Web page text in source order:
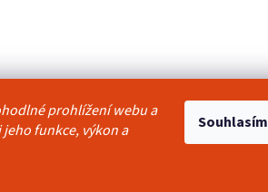
prohlížení webu a
funkce, výkon a
Souhlasím
údajů Kontakty Pravidla akce 2+1 zdarma